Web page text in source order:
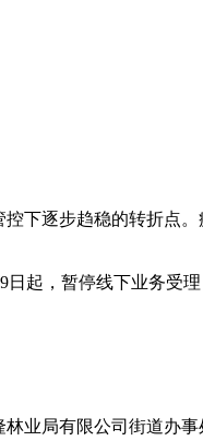
下逐步趋稳的转折点
起，暂停线下业务受
业局有限公司街道办